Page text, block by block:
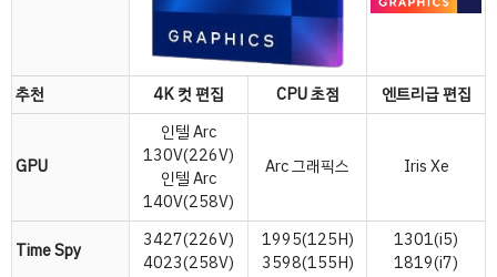
추천 4K 컷 편집 CPU 초점 엔트리급 편집
GPU
인텔 Arc
130V(226V)
인텔 Arc
140V(258V)
Arc 그래픽스 Iris Xe
Time Spy
3427(226V)
4023(258V)
1995(125H)
3598(155H)
1301(i5)
1819(i7)